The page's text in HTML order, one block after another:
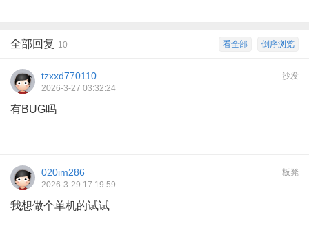
倒序浏览
看全部
全部回复 10
沙发
tzxxd770110
2026-3-27 03:32:24
有BUG吗
板凳
020im286
2026-3-29 17:19:59
我想做个单机的试试